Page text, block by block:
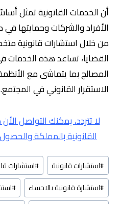
أن الخدمات القانونية تمثل
الأفراد والشركات وحمايتها في
من خلال استشارات قانونية
القضايا، تساعد هذه الخدمات
المصالح بما يتماشى مع
الاستقرار القانوني في المجتمع.
لا تتردد، يمكنك التواصل
القانونية بالمملكة
وسوم
المقال:
#استشارات قانونية #استشارات
#استشارة قانونية بالاحساء #